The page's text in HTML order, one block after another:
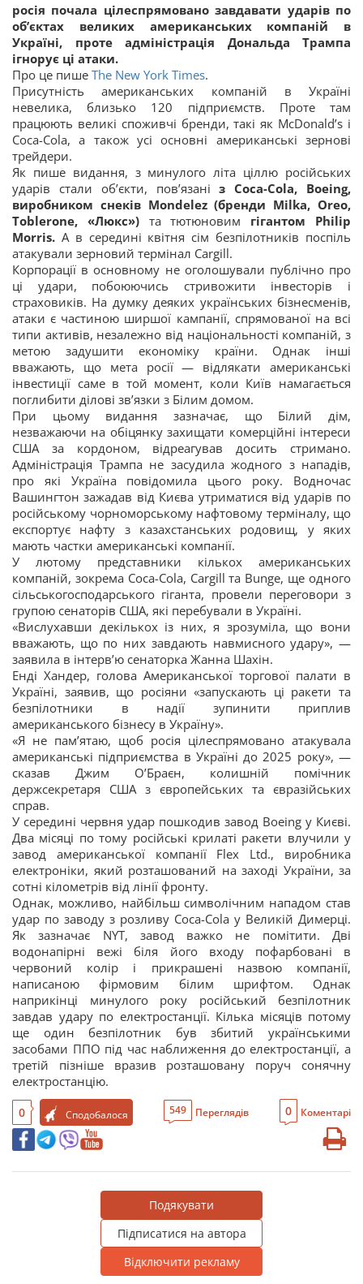
росія почала цілеспрямовано завдавати ударів по
об’єктах великих американських компаній в
Україні, проте адміністрація Дональда Трампа
ігнорує ці атаки.
Про це пише The New York Times.
Присутність американських компаній в Україні
невелика, близько 120 підприємств. Проте там
працюють великі споживчі бренди, такі як McDonald’s і
Coca-Cola, а також усі основні американські зернові
трейдери.
Як пише видання, з минулого літа ціллю російських
ударів стали об’єкти, пов’язаніз Coca-Cola, Boeing,
виробником снеків Mondelez (бренди Milka, Oreo,
Toblerone, «Люкс») та тютюновим гігантом Philip
Morris. А в середині квітня сім безпілотників поспіль
атакували зерновий термінал Cargill.
Корпорації в основному не оголошували публічно про
ці удари, побоюючись стривожити інвесторів і
страховиків. На думку деяких українських бізнесменів,
атаки є частиною ширшої кампанії, спрямованої на всі
типи активів, незалежно від національності компаній, з
метою задушити економіку країни. Однак інші
вважають, що мета росії — відлякати американські
інвестиції саме в той момент, коли Київ намагається
поглибити ділові зв’язки з Білим домом.
При цьому видання зазначає, що Білий дім,
незважаючи на обіцянку захищати комерційні інтереси
США за кордоном, відреагував досить стримано.
Адміністрація Трампа не засудила жодного з нападів,
про які Україна повідомила цього року. Водночас
Вашингтон зажадав від Києва утриматися від ударів по
російському чорноморському нафтовому терміналу, що
експортує нафту з казахстанських родовищ, у яких
мають частки американські компанії.
У лютому представники кількох американських
компаній, зокрема Coca-Cola, Cargill та Bunge, ще одного
сільськогосподарського гіганта, провели переговори з
групою сенаторів США, які перебували в Україні.
«Вислухавши декількох із них, я зрозуміла, що вони
вважають, що по них завдають навмисного удару», —
заявила в інтерв’ю сенаторка Жанна Шахін.
Енді Хандер, голова Американської торгової палати в
Україні, заявив, що росіяни «запускають ці ракети та
безпілотники в надії зупинити приплив
американського бізнесу в Україну».
«Я не пам’ятаю, щоб росія цілеспрямовано атакувала
американські підприємства в Україні до 2025 року», —
сказав Джим О’Браєн, колишній помічник
держсекретаря США з європейських та євразійських
справ.
У середині червня удар пошкодив завод Boeing у Києві.
Два місяці по тому російські крилаті ракети влучили у
завод американської компанії Flex Ltd., виробника
електроніки, який розташований на заході України, за
сотні кілометрів від лінії фронту.
Однак, можливо, найбільш символічним нападом став
удар по заводу з розливу Coca-Cola у Великій Димерці.
Як зазначає NYT, завод важко не помітити. Дві
водонапірні вежі біля його входу пофарбовані в
червоний колір і прикрашені назвою компанії,
написаною фірмовим білим шрифтом. Однак
наприкінці минулого року російський безпілотник
завдав удару по електростанції. Кілька місяців потому
ще один безпілотник був збитий українськими
засобами ППО під час наближення до електростанції, а
третій пізніше вразив розташовану поруч сонячну
електростанцію.
0 Сподобалося 549 Переглядів 0 Коментарі
Подякувати
Підписатися на автора
Відключити рекламу